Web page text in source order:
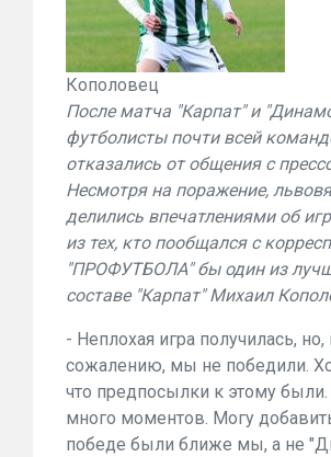
Кополовец
После матча "Карпат" и
футболисты почти всей
отказались от общения с
Несмотря на поражение,
делились впечатлениями об
из тех, кто пообщался с
"ПРОФУТБОЛА" бы один из
составе "Карпат" Михаил
- Неплохая игра получилась, но,
сожалению, мы не победили.
что предпосылки к этому
много моментов. Могу
победе были ближе мы, а не